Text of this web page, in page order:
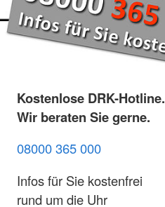
Kostenlose DRK-Hotline.
Wir beraten Sie gerne.
08000 365 000
Infos für Sie kostenfrei
rund um die Uhr